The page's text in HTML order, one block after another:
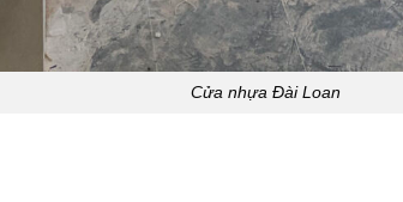
Cửa nhựa Đài Loan